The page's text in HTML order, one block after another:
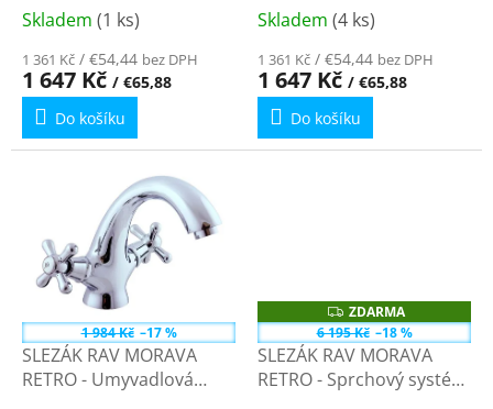
mm
Skladem (1 ks)
1 361 Kč / €54,44 bez DPH
1 647 Kč / €65,88
Do košíku
mm
Skladem (4 ks)
1 361 Kč / €54,44 bez DPH
1 647 Kč / €65,88
Do košíku
1 984 Kč –17 %
SLEZÁK RAV MORAVA
RETRO - Umyvadlová
Z
D
A
R
A
ZDARMA
6 195 Kč –18 %
SLEZÁK RAV MORAVA
RETRO - Sprchový systém